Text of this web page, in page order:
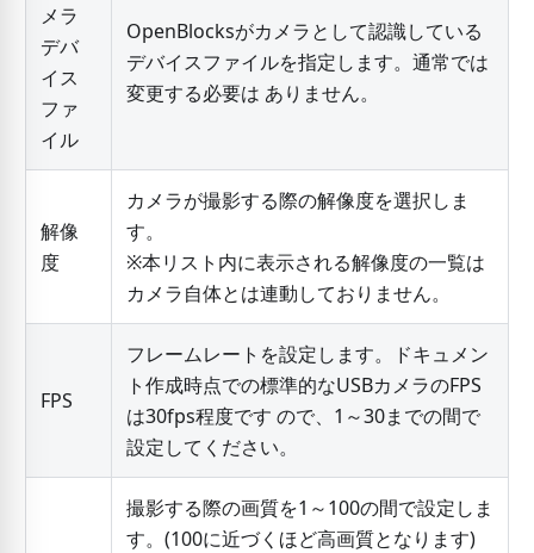
メラ
デバ
イス
ファ
イル
OpenBlocksがカメラとして認識している
デバイスファイルを指定します。通常では
変更する必要は ありません。
解像
度
カメラが撮影する際の解像度を選択しま
す。
※本リスト内に表示される解像度の一覧は
カメラ自体とは連動しておりません。
FPS
フレームレートを設定します。ドキュメン
ト作成時点での標準的なUSBカメラのFPS
は30fps程度です ので、1～30までの間で
設定してください。
撮影する際の画質を1～100の間で設定しま
す。(100に近づくほど高画質となります)